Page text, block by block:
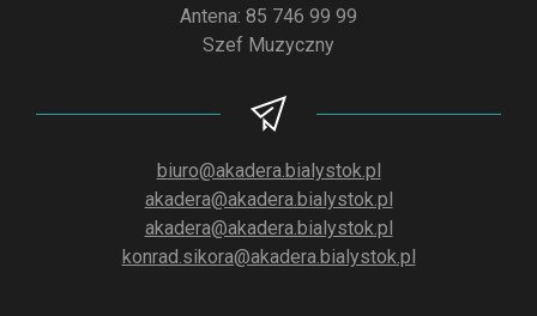
Antena: 85 746 99 99
Szef Muzyczny
biuro@akadera.bialystok.pl
akadera@akadera.bialystok.pl
akadera@akadera.bialystok.pl
konrad.sikora@akadera.bialystok.pl